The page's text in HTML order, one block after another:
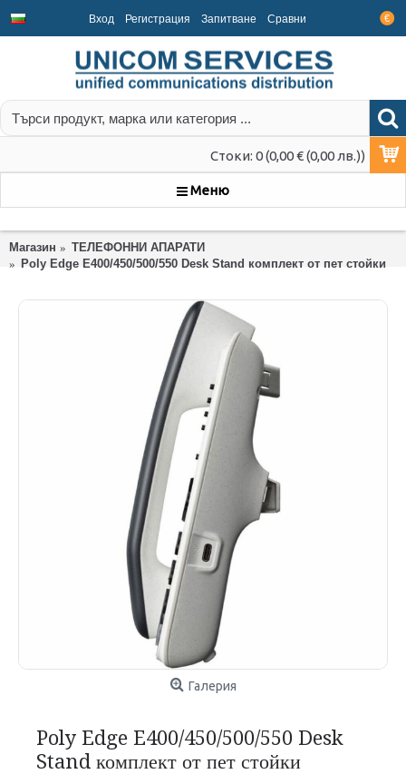
€
Вход Регистрация Запитване Срaвни
Стоки: 0 (0,00 € (0,00 лв.))
Меню
Магазин
ТЕЛЕФОННИ АПАРАТИ
Poly Edge E400/450/500/550 Desk Stand комплект от пет стойки
Галерия
Poly Edge E400/450/500/550 Desk
Stand комплект от пет стойки